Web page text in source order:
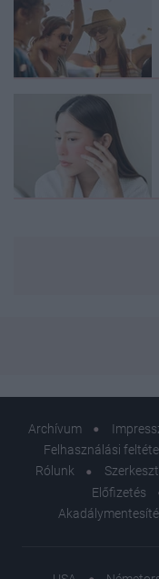
Archívum
Felhasználási
Rólunk
Előfizetés